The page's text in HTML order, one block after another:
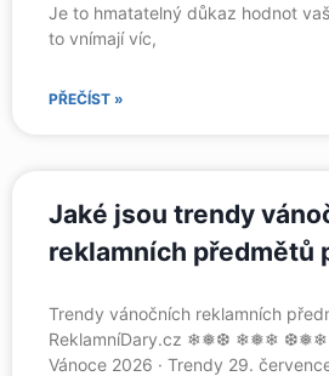
Je to hmatatelný důkaz hodnot
to vnímají víc,
PŘEČÍST »
Jaké jsou trendy
reklamních předmětů
Trendy vánočních reklamních
ReklamníDary.cz ❄❅❆ ❄❅❄
Vánoce 2026 · Trendy 29.